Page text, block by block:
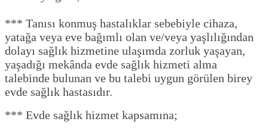
*** Tanısı konmuş hastalıklar sebebiyle cihaza,
yatağa veya eve bağımlı olan ve/veya yaşlılığından
dolayı sağlık hizmetine ulaşımda zorluk yaşayan,
yaşadığı mekânda evde sağlık hizmeti alma
talebinde bulunan ve bu talebi uygun görülen birey
evde sağlık hastasıdır.
*** Evde sağlık hizmet kapsamına;